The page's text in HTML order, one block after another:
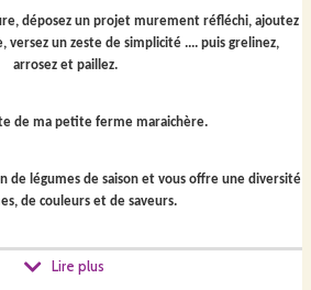
déposez un projet murement réfléchi, ajoutez
versez un zeste de simplicité .... puis grelinez,
arrosez et paillez.
de ma petite ferme maraichère.
de légumes de saison et vous offre une diversité
de couleurs et de saveurs.
faire découvrir des variétés anciennes, locales.
Lire plus